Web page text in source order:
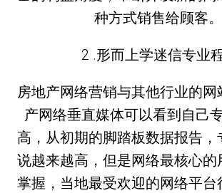
种方式销售给顾客。
2 .形而上学迷信专业
房地产网络营销与其他行业的
产网络垂直媒体可以看到自己
高，从初期的脚踏板数据报告，
说越来越高，但是网络最核心的
掌握，当地最受欢迎的网络平台